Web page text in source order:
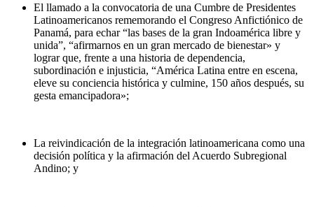
El llamado a la convocatoria de una Cumbre de Presidentes
Latinoamericanos rememorando el Congreso Anfictiónico de
Panamá, para echar “las bases de la gran Indoamérica libre y
unida”, “afirmarnos en un gran mercado de bienestar» y
lograr que, frente a una historia de dependencia,
subordinación e injusticia, “América Latina entre en escena,
eleve su conciencia histórica y culmine, 150 años después, su
gesta emancipadora»;
La reivindicación de la integración latinoamericana como una
decisión política y la afirmación del Acuerdo Subregional
Andino; y